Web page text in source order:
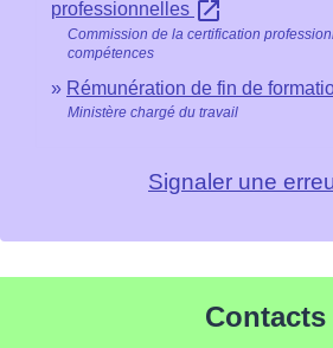
professionnelles open_in_new
Commission de la certification
compétences
Rémunération de fin de
Ministère chargé du travail
Signaler une
Contacts